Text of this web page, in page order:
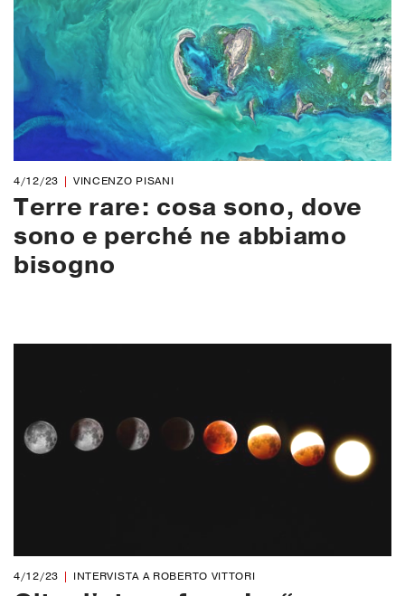
4/12/23 VINCENZO PISANI
Terre rare: cosa sono, dove
sono e perché ne abbiamo
bisogno
4/12/23 INTERVISTA A ROBERTO VITTORI